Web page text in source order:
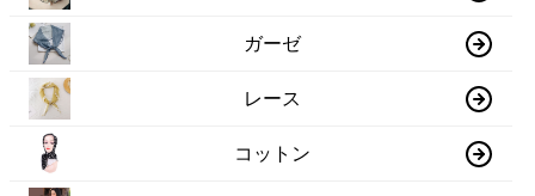
ガーゼ
レース
コットン